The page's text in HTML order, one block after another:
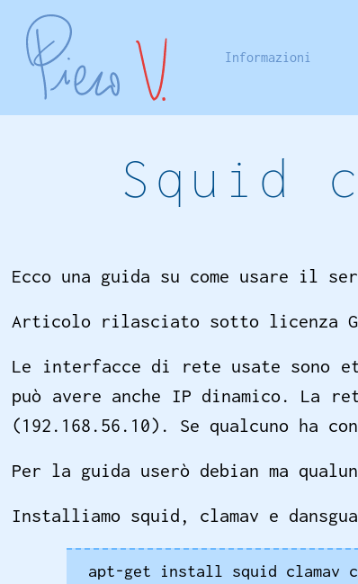
Informazioni
Squid
Ecco una guida su come usare il
Articolo rilasciato sotto licenza
Le interfacce di rete usate sono
può avere anche IP dinamico. La
(192.168.56.10). Se qualcuno ha
Per la guida userò debian ma
Installiamo squid, clamav e
apt-get install squid clamav